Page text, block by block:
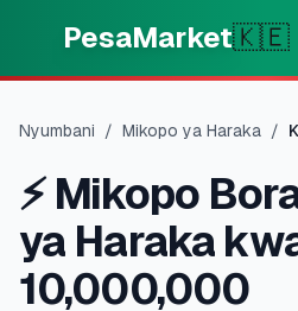
PesaMarket🇰🇪
⚡Pata pesa kwa dakika
🌍 CHAGUA NCHI
🇰🇪 Kenya
Nyumbani / Mikopo ya Haraka /
⚡ Mikopo
ya Haraka
10,000,000